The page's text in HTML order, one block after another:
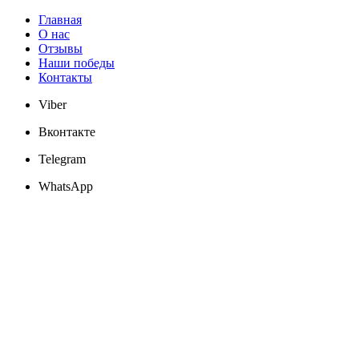
Главная
О нас
Отзывы
Наши победы
Контакты
Viber
Вконтакте
Telegram
WhatsApp